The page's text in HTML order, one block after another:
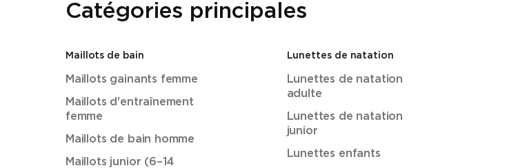
Catégories principales
Maillots de bain
Maillots gainants femme
Maillots d'entraînement
femme
Maillots de bain homme
Maillots junior (6–14
Lunettes de natation
Lunettes de natation
adulte
Lunettes de natation
junior
Lunettes enfants